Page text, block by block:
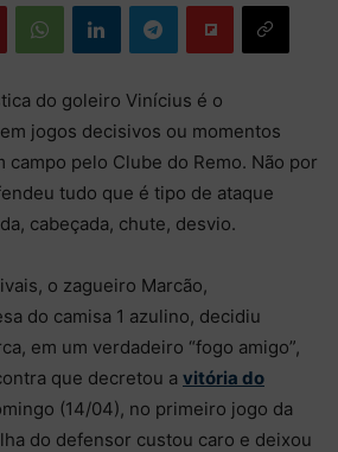
do goleiro Vinícius é o
jogos decisivos ou momentos
campo pelo Clube do Remo. Não por
tudo que é tipo de ataque
cabeçada, chute, desvio.
o zagueiro Marcão,
do camisa 1 azulino, decidiu
em um verdadeiro “fogo amigo”,
que decretou a vitória do
(14/04), no primeiro jogo da
do defensor custou caro e deixou